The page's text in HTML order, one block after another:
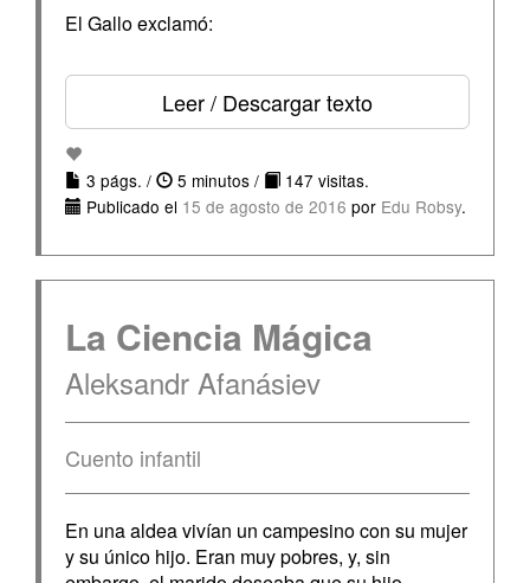
El Gallo exclamó:
Leer / Descargar texto
3 págs. / 5 minutos /
147 visitas.
Publicado el 15 de agosto de 2016 por Edu Robsy.
La Ciencia Mágica
Aleksandr Afanásiev
Cuento infantil
En una aldea vivían un campesino con su mujer
y su único hijo. Eran muy pobres, y, sin